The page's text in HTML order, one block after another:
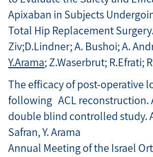
Apixaban in Subjects
Total Hip Replacement
Ziv;D.Lindner; A. Bushoi; A.
Y.Arama; Z.Waserbrut; R.Efrati;
The efficacy of post-operative
following ACL reconstruction.
double blind controlled study.
Safran, Y. Arama
Annual Meeting of the Israel